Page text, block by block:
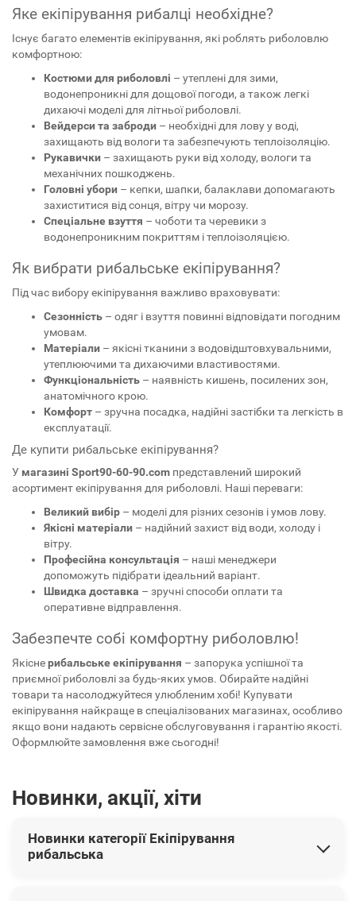
Яке екіпірування рибалці необхідне?
Існує багато елементів екіпірування, які роблять риболовлю
комфортною:
Костюми для риболовлі – утеплені для зими,
водонепроникні для дощової погоди, а також легкі
дихаючі моделі для літньої риболовлі.
Вейдерси та заброди – необхідні для лову у воді,
захищають від вологи та забезпечують теплоізоляцію.
Рукавички – захищають руки від холоду, вологи та
механічних пошкоджень.
Головні убори – кепки, шапки, балаклави допомагають
захиститися від сонця, вітру чи морозу.
Спеціальне взуття – чоботи та черевики з
водонепроникним покриттям і теплоізоляцією.
Як вибрати рибальське екіпірування?
Під час вибору екіпірування важливо враховувати:
Сезонність – одяг і взуття повинні відповідати погодним
умовам.
Матеріали – якісні тканини з водовідштовхувальними,
утеплюючими та дихаючими властивостями.
Функціональність – наявність кишень, посилених зон,
анатомічного крою.
Комфорт – зручна посадка, надійні застібки та легкість в
експлуатації.
Де купити рибальське екіпірування?
У магазині Sport90-60-90.com представлений широкий
асортимент екіпірування для риболовлі. Наші переваги:
Великий вибір – моделі для різних сезонів і умов лову.
Якісні матеріали – надійний захист від води, холоду і
вітру.
Професійна консультація – наші менеджери
допоможуть підібрати ідеальний варіант.
Швидка доставка – зручні способи оплати та
оперативне відправлення.
Забезпечте собі комфортну риболовлю!
Якіснерибальське екіпірування – запорука успішної та
приємної риболовлі за будь-яких умов. Обирайте надійні
товари та насолоджуйтеся улюбленим хобі! Купувати
екіпірування найкраще в спеціалізованих магазинах, особливо
якщо вони надають сервісне обслуговування і гарантію якості.
Оформлюйте замовлення вже сьогодні!
Новинки, акції, хіти
Новинки категорії Екіпірування
рибальська